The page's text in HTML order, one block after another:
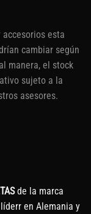
esta
cambiar según
manera, el stock
sujeto a la
asesores.
de la marca
en Alemania y